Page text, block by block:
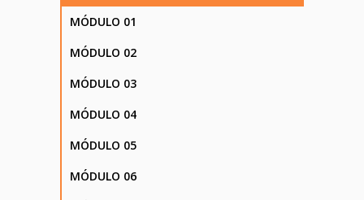
MÓDULO 01
MÓDULO 02
MÓDULO 03
MÓDULO 04
MÓDULO 05
MÓDULO 06